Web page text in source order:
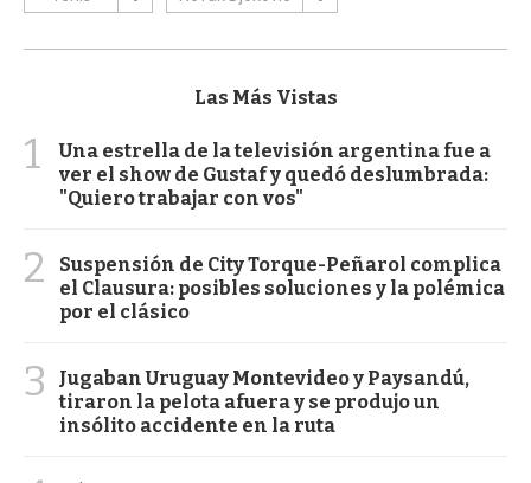
Las Más Vistas
1
Una estrella de la televisión argentina fue a
ver el show de Gustaf y quedó deslumbrada:
"Quiero trabajar con vos"
2
Suspensión de City Torque-Peñarol complica
el Clausura: posibles soluciones y la polémica
por el clásico
3
Jugaban Uruguay Montevideo y Paysandú,
tiraron la pelota afuera y se produjo un
insólito accidente en la ruta